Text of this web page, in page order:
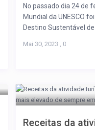
No passado dia 24 de
Mundial da UNESCO
Destino Sustentável de
Mai 30, 2023 , 0
Receitas da